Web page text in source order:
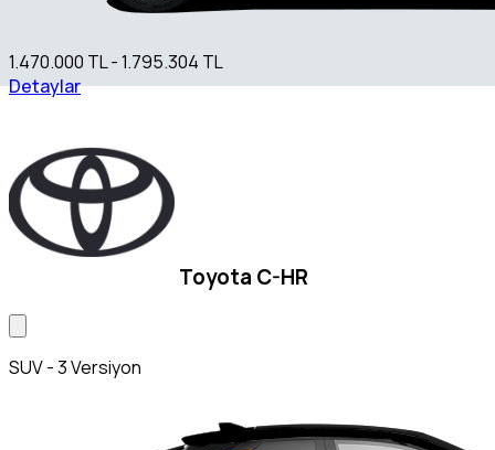
1.470.000 TL - 1.795.304 TL
Detaylar
Toyota C-HR
SUV - 3 Versiyon